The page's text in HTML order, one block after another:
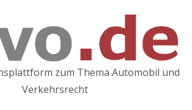
zum Thema Automobil und
Verkehrsrecht